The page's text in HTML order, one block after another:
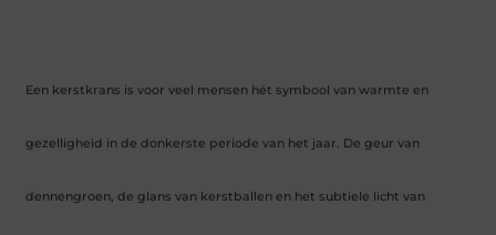
Een kerstkrans is voor veel mensen hét symbool van warmte en
gezelligheid in de donkerste periode van het jaar. De geur van
dennengroen, de glans van kerstballen en het subtiele licht van